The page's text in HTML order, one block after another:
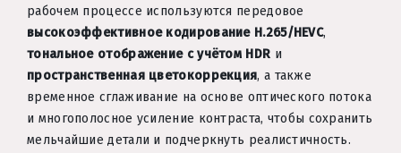
рабочем процессе используются передовое
высокоэффективное кодирование H.265/HEVC,
тональное отображение с учётом HDR и
пространственная цветокоррекция, а также
временное сглаживание на основе оптического потока
и многополосное усиление контраста, чтобы сохранить
мельчайшие детали и подчеркнуть реалистичность.